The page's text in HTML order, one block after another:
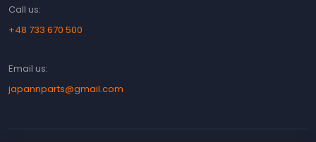
Call us:
+48 733 670 500
Email us:
japannparts@gmail.com